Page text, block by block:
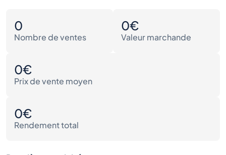
0
Nombre de ventes
0€
Valeur marchande
0€
Prix de vente moyen
0€
Rendement total